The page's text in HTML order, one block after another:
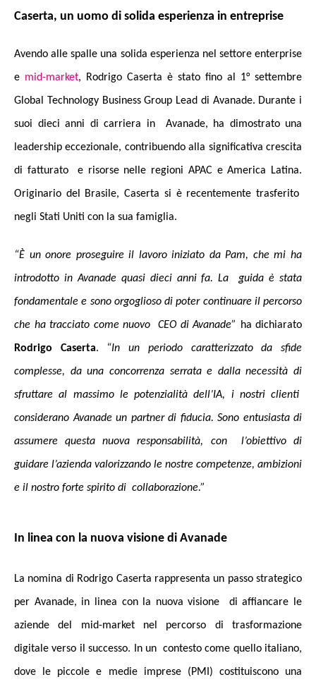
Caserta, un uomo di solida esperienza in entreprise
Avendo alle spalle una solida esperienza nel settore enterprise
e mid-market, Rodrigo Caserta è stato fino al 1° settembre
Global Technology Business Group Lead di Avanade. Durante i
suoi dieci anni di carriera in Avanade, ha dimostrato una
leadership eccezionale, contribuendo alla significativa crescita
di fatturato e risorse nelle regioni APAC e America Latina.
Originario del Brasile, Caserta si è recentemente trasferito
negli Stati Uniti con la sua famiglia.
“È un onore proseguire il lavoro iniziato da Pam, che mi ha
introdotto in Avanade quasi dieci anni fa. La guida è stata
fondamentale e sono orgoglioso di poter continuare il percorso
che ha tracciato come nuovo CEO di Avanade” ha dichiarato
Rodrigo Caserta. “In un periodo caratterizzato da sfide
complesse, da una concorrenza serrata e dalla necessità di
sfruttare al massimo le potenzialità dell’IA, i nostri clienti
considerano Avanade un partner di fiducia. Sono entusiasta di
assumere questa nuova responsabilità, con l’obiettivo di
guidare l’azienda valorizzando le nostre competenze, ambizioni
e il nostro forte spirito di collaborazione.”
In linea con la nuova visione di Avanade
La nomina di Rodrigo Caserta rappresenta un passo strategico
per Avanade, in linea con la nuova visione di affiancare le
aziende del mid-market nel percorso di trasformazione
digitale verso il successo. In un contesto come quello italiano,
dove le piccole e medie imprese (PMI) costituiscono una